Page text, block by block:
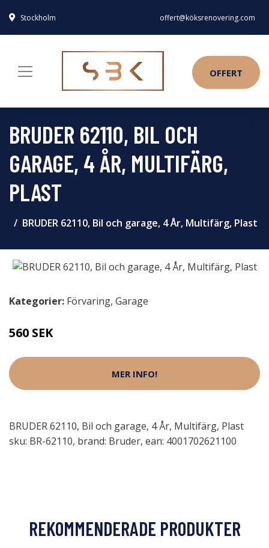
Stockholm offert@köksrenovering.com
OFFERT
BRUDER 62110, BIL OCH
GARAGE, 4 ÅR, MULTIFÄRG,
PLAST
BRUDER 62110, Bil och garage, 4 År, Multifärg, Plast
Kategorier: Förvaring, Garage
560 SEK
MER INFO!
BRUDER 62110, Bil och garage, 4 År, Multifärg, Plast
sku: BR-62110, brand: Bruder, ean: 4001702621100
REKOMMENDERADE PRODUKTER